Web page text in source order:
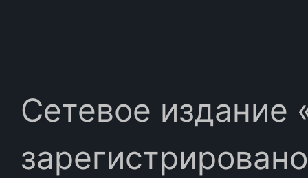
Сетевое издание